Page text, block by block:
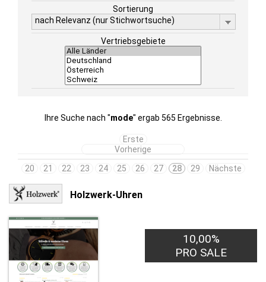
Sortierung
nach Relevanz (nur Stichwortsuche)
Vertriebsgebiete
Ihre Suche nach "mode" ergab 565 Ergebnisse.
Erste
Vorherige
20
21 22 23 24 25 26 27 28 29 Nächste
Holzwerk-Uhren
10,00%
PRO SALE